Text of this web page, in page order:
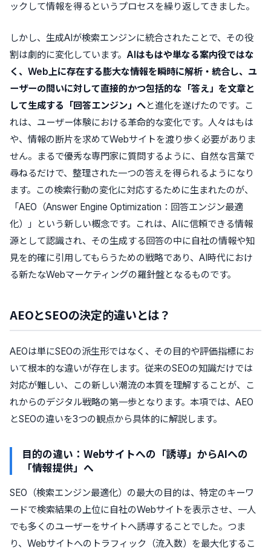
ックして情報を得るというプロセスを繰り返してきました。
しかし、生成AIが検索エンジンに統合されたことで、その役
割は劇的に変化しています。 AIはもはや単なる案内役ではな
く、Web上に存在する膨大な情報を瞬時に解析・統合し、ユ
ーザーの問いに対して直接的かつ包括的な「答え」を文章と
して生成する「回答エンジン」へと進化を遂げたのです。こ
れは、ユーザー体験における革命的な変化です。人々はもは
や、情報の断片を求めてWebサイトを渡り歩く必要がありま
せん。まるで優秀な専門家に質問するように、自然な言葉で
尋ねるだけで、整理された一つの答えを得られるようになり
ます。この検索行動の変化に対応するために生まれたのが、
「AEO（Answer Engine Optimization：回答エンジン最適
化）」という新しい概念です。これは、AIに信頼できる情報
源として認識され、その生成する回答の中に自社の情報や知
見を的確に引用してもらうための戦略であり、AI時代におけ
る新たなWebマーケティングの羅針盤となるものです。
AEOとSEOの決定的違いとは？
AEOは単にSEOの派生形ではなく、その目的や評価指標にお
いて根本的な違いが存在します。従来のSEOの知識だけでは
対応が難しい、この新しい潮流の本質を理解することが、こ
れからのデジタル戦略の第一歩となります。本項では、AEO
とSEOの違いを3つの観点から具体的に解説します。
目的の違い：Webサイトへの「誘導」からAIへの
「情報提供」へ
SEO（検索エンジン最適化）の最大の目的は、特定のキーワ
ードで検索結果の上位に自社のWebサイトを表示させ、一人
でも多くのユーザーをサイトへ誘導することでした。つま
り、Webサイトへのトラフィック（流入数）を最大化するこ